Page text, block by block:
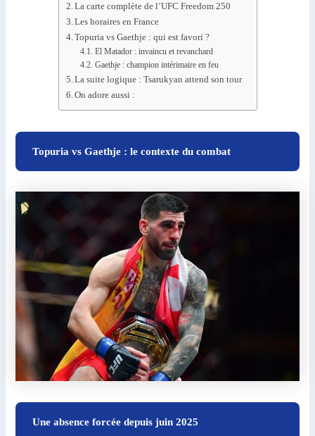
La carte complète de l’UFC Freedom 250
Les horaires en France
Topuria vs Gaethje : qui est favori ?
El Matador : invaincu et revanchard
Gaethje : champion intérimaire en feu
La suite logique : Tsarukyan attend son tour
On adore aussi :
Topuria vs Gaethje : le contexte du combat
Une absence forcée depuis juin 2025